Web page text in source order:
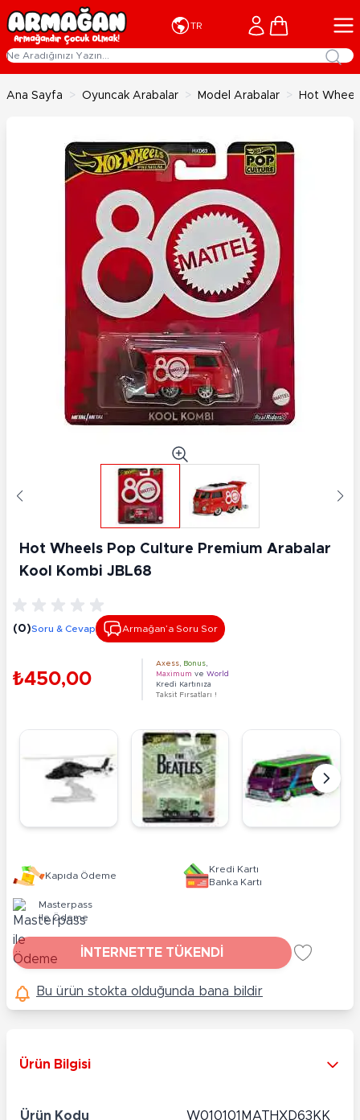
İçeriğe geç
TR Cart
Ana Sayfa > Oyuncak Arabalar > Model Arabalar > Hot
Hot Wheels Pop Culture Premium Arabalar
Kool Kombi JBL68
(0)Soru & Cevap Armağan’a Soru Sor
₺450,00
Axess Bonus
Maximum ve World
Kredi Kartınıza
Taksit Fırsatları !
Kapıda Ödeme
Kredi Kartı
Banka Kartı
Masterpass
ile Ödeme
İNTERNETTE TÜKENDİ
Bu ürün stokta olduğunda bana bildir
Ürün Bilgisi
Ürün Kodu W010101MATHXD63KK